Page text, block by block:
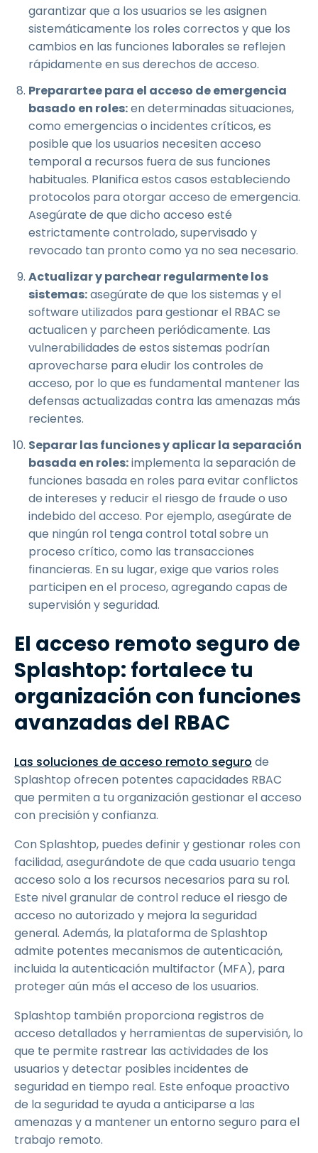
garantizar que a los usuarios se les asignen
sistemáticamente los roles correctos y que los
cambios en las funciones laborales se reflejen
rápidamente en sus derechos de acceso.
Preparartee para el acceso de emergencia
basado en roles:en determinadas situaciones,
como emergencias o incidentes críticos, es
posible que los usuarios necesiten acceso
temporal a recursos fuera de sus funciones
habituales. Planifica estos casos estableciendo
protocolos para otorgar acceso de emergencia.
Asegúrate de que dicho acceso esté
estrictamente controlado, supervisado y
revocado tan pronto como ya no sea necesario.
Actualizar y parchear regularmente los
sistemas:asegúrate de que los sistemas y el
software utilizados para gestionar el RBAC se
actualicen y parcheen periódicamente. Las
vulnerabilidades de estos sistemas podrían
aprovecharse para eludir los controles de
acceso, por lo que es fundamental mantener las
defensas actualizadas contra las amenazas más
recientes.
Separar las funciones y aplicar la separación
basada en roles:implementa la separación de
funciones basada en roles para evitar conflictos
de intereses y reducir el riesgo de fraude o uso
indebido del acceso. Por ejemplo, asegúrate de
que ningún rol tenga control total sobre un
proceso crítico, como las transacciones
financieras. En su lugar, exige que varios roles
participen en el proceso, agregando capas de
supervisión y seguridad.
El acceso remoto seguro de
Splashtop: fortalece tu
organización con funciones
avanzadas del RBAC
Las soluciones de acceso remoto seguro de
Splashtop ofrecen potentes capacidades RBAC
que permiten a tu organización gestionar el acceso
con precisión y confianza.
Con Splashtop, puedes definir y gestionar roles con
facilidad, asegurándote de que cada usuario tenga
acceso solo a los recursos necesarios para su rol.
Este nivel granular de control reduce el riesgo de
acceso no autorizado y mejora la seguridad
general. Además, la plataforma de Splashtop
admite potentes mecanismos de autenticación,
incluida la autenticación multifactor (MFA), para
proteger aún más el acceso de los usuarios.
Splashtop también proporciona registros de
acceso detallados y herramientas de supervisión, lo
que te permite rastrear las actividades de los
usuarios y detectar posibles incidentes de
seguridad en tiempo real. Este enfoque proactivo
de la seguridad te ayuda a anticiparse a las
amenazas y a mantener un entorno seguro para el
trabajo remoto.